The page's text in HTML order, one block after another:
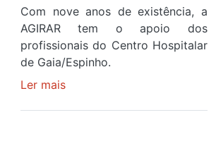
Com nove anos de existência, a
AGIRAR tem o apoio dos
profissionais do Centro Hospitalar
de Gaia/Espinho.
Ler maissobre